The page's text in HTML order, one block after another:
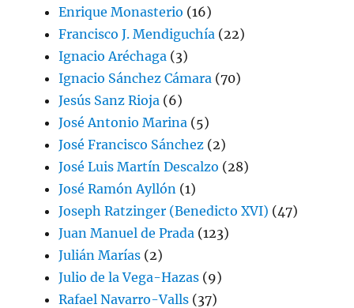
Enrique Monasterio (16)
Francisco J. Mendiguchía (22)
Ignacio Aréchaga (3)
Ignacio Sánchez Cámara (70)
Jesús Sanz Rioja (6)
José Antonio Marina (5)
José Francisco Sánchez (2)
José Luis Martín Descalzo (28)
José Ramón Ayllón (1)
Joseph Ratzinger (Benedicto XVI) (47)
Juan Manuel de Prada (123)
Julián Marías (2)
Julio de la Vega-Hazas (9)
Rafael Navarro-Valls (37)